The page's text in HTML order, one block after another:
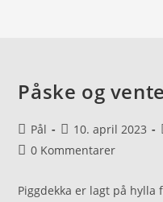
Påske og
Pål 10. april 2023
0 Kommentarer
Piggdekka er lagt på hylla